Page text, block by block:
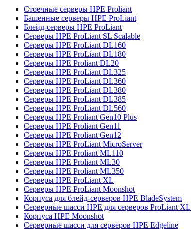
Стоечные серверы HPE Proliant
Башенные серверы HPE ProLiant
Блейд-серверы HPE ProLiant
Серверы HPE ProLiant SL Scalable
Серверы HPE ProLiant DL160
Серверы HPE ProLiant DL180
Серверы HPE Proliant DL20
Серверы HPE ProLiant DL325
Серверы HPE ProLiant DL360
Серверы HPE ProLiant DL380
Серверы HPE ProLiant DL385
Серверы HPE ProLiant DL560
Серверы HPE Proliant Gen10 Plus
Серверы HPE Proliant Gen11
Серверы HPE Proliant Gen12
Серверы HPE ProLiant MicroServer
Серверы HPE Proliant ML110
Серверы HPE Proliant ML30
Серверы HPE Proliant ML350
Серверы HPE ProLiant XL
Серверы HPE ProLiant Moonshot
Корпуса для блейд-серверов HPE BladeSystem
Серверные шасси HPE для серверов ProLiant XL
Корпуса HPE Moonshot
Серверные шасси для серверов HPE Edgeline